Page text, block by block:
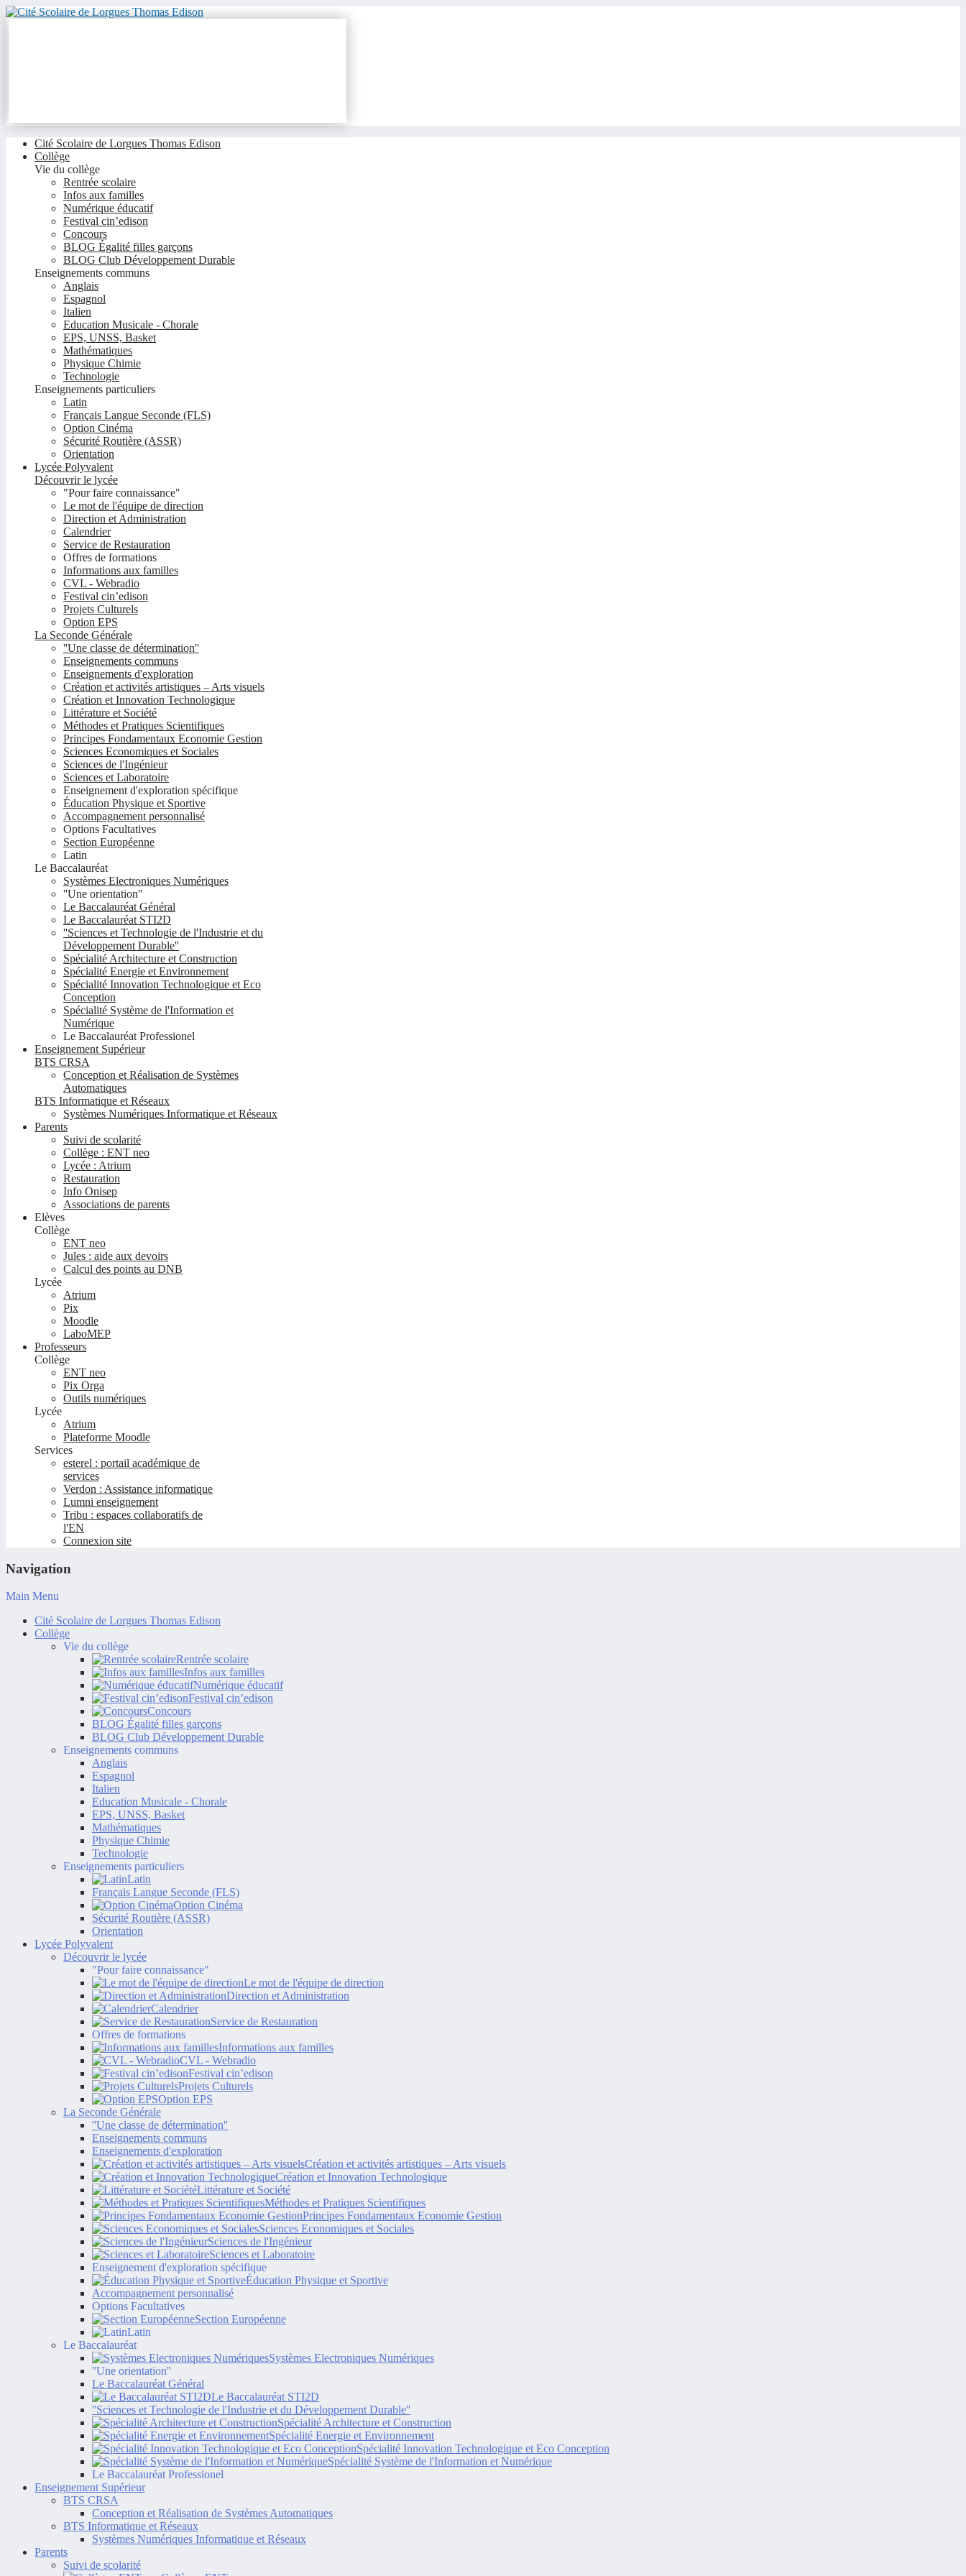
Cité Scolaire de Lorgues Thomas Edison
Collège
Vie du collège
Rentrée scolaire
Infos aux familles
Numérique éducatif
Festival cin’edison
Concours
BLOG Égalité filles garçons
BLOG Club Développement Durable
Enseignements communs
Anglais
Espagnol
Italien
Education Musicale - Chorale
EPS, UNSS, Basket
Mathématiques
Physique Chimie
Technologie
Enseignements particuliers
Latin
Français Langue Seconde (FLS)
Option Cinéma
Sécurité Routière (ASSR)
Orientation
Lycée Polyvalent
Découvrir le lycée
"Pour faire connaissance"
Le mot de l'équipe de direction
Direction et Administration
Calendrier
Service de Restauration
Offres de formations
Informations aux familles
CVL - Webradio
Festival cin’edison
Projets Culturels
Option EPS
La Seconde Générale
''Une classe de détermination''
Enseignements communs
Enseignements d'exploration
Création et activités artistiques – Arts visuels
Création et Innovation Technologique
Littérature et Société
Méthodes et Pratiques Scientifiques
Principes Fondamentaux Economie Gestion
Sciences Economiques et Sociales
Sciences de l'Ingénieur
Sciences et Laboratoire
Enseignement d'exploration spécifique
Éducation Physique et Sportive
Accompagnement personnalisé
Options Facultatives
Section Européenne
Latin
Le Baccalauréat
Systèmes Electroniques Numériques
''Une orientation''
Le Baccalauréat Général
Le Baccalauréat STI2D
''Sciences et Technologie de l'Industrie et du
Développement Durable''
Spécialité Architecture et Construction
Spécialité Energie et Environnement
Spécialité Innovation Technologique et Eco
Conception
Spécialité Système de l'Information et
Numérique
Le Baccalauréat Professionel
Enseignement Supérieur
BTS CRSA
Conception et Réalisation de Systèmes
Automatiques
BTS Informatique et Réseaux
Systèmes Numériques Informatique et Réseaux
Parents
Suivi de scolarité
Collège : ENT neo
Lycée : Atrium
Restauration
Info Onisep
Associations de parents
Elèves
Collège
ENT neo
Jules : aide aux devoirs
Calcul des points au DNB
Lycée
Atrium
Pix
Moodle
LaboMEP
Professeurs
Collège
ENT neo
Pix Orga
Outils numériques
Lycée
Atrium
Plateforme Moodle
Services
esterel : portail académique de
services
Verdon : Assistance informatique
Lumni enseignement
Tribu : espaces collaboratifs de
l'EN
Connexion site
Navigation
Main Menu
Cité Scolaire de Lorgues Thomas Edison
Collège
Vie du collège
Rentrée scolaire
Infos aux familles
Numérique éducatif
Festival cin’edison
Concours
BLOG Égalité filles garçons
BLOG Club Développement Durable
Enseignements communs
Anglais
Espagnol
Italien
Education Musicale - Chorale
EPS, UNSS, Basket
Mathématiques
Physique Chimie
Technologie
Enseignements particuliers
Latin
Français Langue Seconde (FLS)
Option Cinéma
Sécurité Routière (ASSR)
Orientation
Lycée Polyvalent
Découvrir le lycée
"Pour faire connaissance"
Le mot de l'équipe de direction
Direction et Administration
Calendrier
Service de Restauration
Offres de formations
Informations aux familles
CVL - Webradio
Festival cin’edison
Projets Culturels
Option EPS
La Seconde Générale
''Une classe de détermination''
Enseignements communs
Enseignements d'exploration
Création et activités artistiques – Arts visuels
Création et Innovation Technologique
Littérature et Société
Méthodes et Pratiques Scientifiques
Principes Fondamentaux Economie Gestion
Sciences Economiques et Sociales
Sciences de l'Ingénieur
Sciences et Laboratoire
Enseignement d'exploration spécifique
Éducation Physique et Sportive
Accompagnement personnalisé
Options Facultatives
Section Européenne
Latin
Le Baccalauréat
Systèmes Electroniques Numériques
''Une orientation''
Le Baccalauréat Général
Le Baccalauréat STI2D
''Sciences et Technologie de l'Industrie et du Développement Durable''
Spécialité Architecture et Construction
Spécialité Energie et Environnement
Spécialité Innovation Technologique et Eco Conception
Spécialité Système de l'Information et Numérique
Le Baccalauréat Professionel
Enseignement Supérieur
BTS CRSA
Conception et Réalisation de Systèmes Automatiques
BTS Informatique et Réseaux
Systèmes Numériques Informatique et Réseaux
Parents
Suivi de scolarité